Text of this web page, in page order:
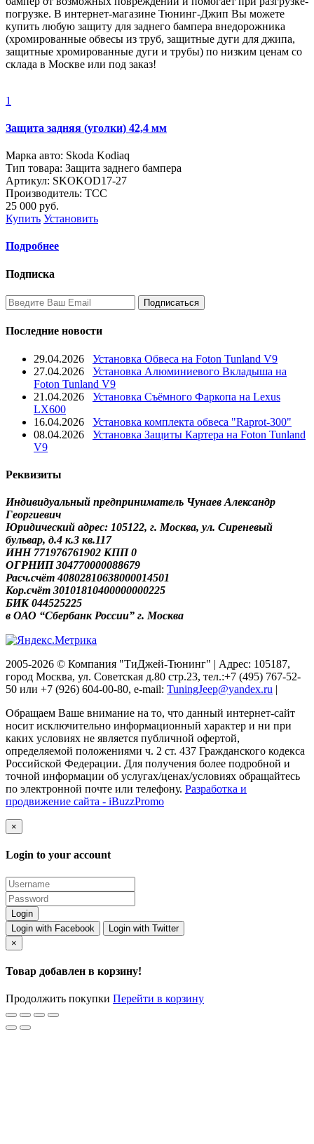
погрузке. В интернет-магазине Тюнинг-Джип Вы можете
купить любую защиту для заднего бампера внедорожника
(хромированные обвесы из труб, защитные дуги для джипа,
защитные хромированные дуги и трубы) по низким ценам со
склада в Москве или под заказ!
1
Защита задняя (уголки) 42,4 мм
Марка авто: Skoda Kodiaq
Тип товара: Защита заднего бампера
Артикул: SKOKOD17-27
Производитель: ТСС
25 000 руб.
Купить Установить
Подробнее
Подписка
Последние новости
29.04.2026
Установка Обвеса на Foton Tunland V9
27.04.2026
Установка Алюминиевого Вкладыша на
Foton Tunland V9
21.04.2026
Установка Съёмного Фаркопа на Lexus
LX600
16.04.2026
Установка комплекта обвеса "Raprot-300"
08.04.2026
Установка Защиты Картера на Foton Tunland
V9
Реквизиты
Индивидуальный предприниматель Чунаев Александр
Георгиевич
Юридический адрес: 105122, г. Москва, ул. Сиреневый
бульвар, д.4 к.3 кв.117
ИНН 771976761902 КПП 0
ОГРНИП 304770000088679
Расч.счёт 40802810638000014501
Кор.счёт 30101810400000000225
БИК 044525225
в ОАО “Сбербанк России” г. Москва
2005-2026 © Компания "ТиДжей-Тюнинг" | Адрес: 105187,
город Москва, ул. Советская д.80 стр.23, тел.:+7 (495) 767-52-
50 или +7 (926) 604-00-80, e-mail: TuningJeep@yandex.ru |
Обращаем Ваше внимание на то, что данный интернет-сайт
носит исключительно информационный характер и ни при
каких условиях не является публичной офертой,
определяемой положениями ч. 2 ст. 437 Гражданского кодекса
Российской Федерации. Для получения более подробной и
точной информации об услугах/ценах/условиях обращайтесь
по электронной почте или телефону. Разработка и
продвижение сайта - iBuzzPromo
×
Login to your account
Login with Facebook
Login with Twitter
×
Товар добавлен в корзину!
Продолжить покупки Перейти в корзину